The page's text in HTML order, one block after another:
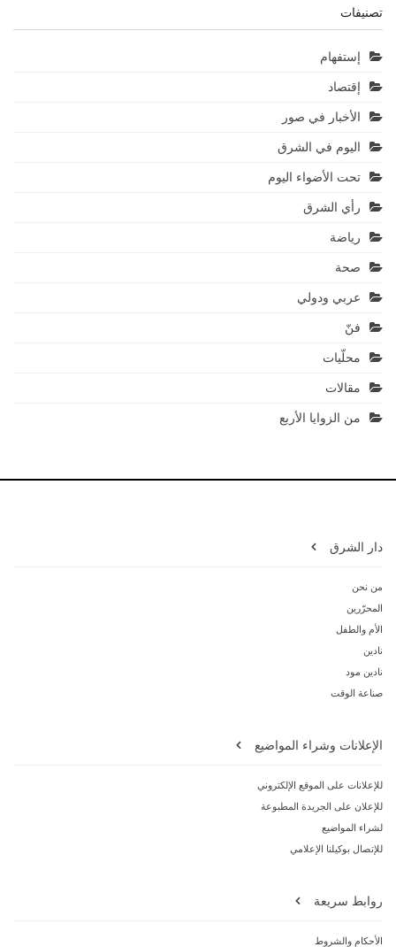
تصنيفات
إستفهام
إقتصاد
الأخبار في صور
اليوم في الشرق
تحت الأضواء اليوم
رأي الشرق
رياضة
صحة
عربي ودولي
فنّ
محلّيات
مقالات
من الزوايا الأربع
دار الشرق
من نحن
المحرّرين
الأم والطفل
نادين
نادين مود
صناعة الوقت
الإعلانات وشراء المواضيع
للإعلانات على الموقع الإلكتروني
للإعلان على الجريدة المطبوعة
لشراء المواضيع
للإتصال بوكيلنا الإعلامي
روابط سريعة
الأحكام والشروط